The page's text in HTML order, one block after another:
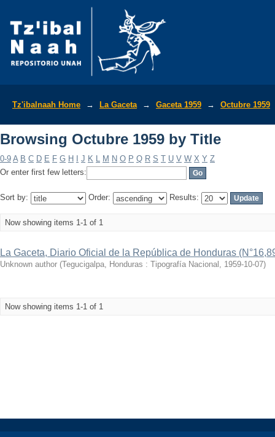
Tz'ibalnaah Home → La Gaceta → Gaceta 1959 → Octubre 1959
Browsing Octubre 1959 by Title
0-9 A B C D E F G H J K L M N O P Q R S T U V W X Y Z
Or enter first few letters:
Sort by: Order: Results:
Now showing items 1-1 of 1
La Gaceta, Diario Oficial de la República de Honduras
Unknown author (Tegucigalpa, Honduras : Tipografía Nacional , 1959-10-07)
Now showing items 1-1 of 1